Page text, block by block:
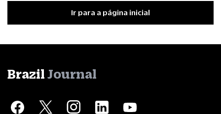
Ir para a página inicial
Brazil Journal